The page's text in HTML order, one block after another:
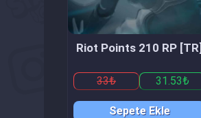
Riot Points 210 RP [TR]
33₺ 31.53₺
Sepete Ekle